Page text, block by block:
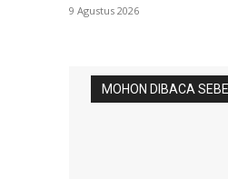
9 Agustus 2026
MOHON DIBACA